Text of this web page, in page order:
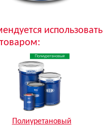
Полиуретановый